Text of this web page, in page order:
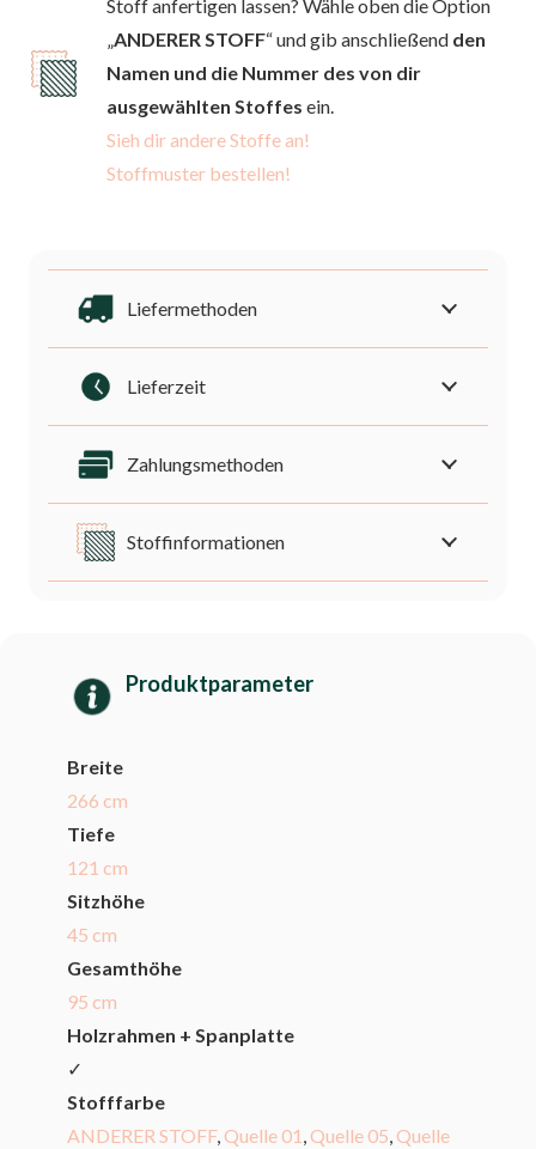
Komfort,
runde
Stoff anfertigen lassen? Wähle oben die Option
„ANDERER STOFF“ und gib anschließend den
Namen und die Nummer des von dir
ausgewählten Stoffes ein.
Sieh dir andere Stoffe an!
Stoffmuster bestellen!
Liefermethoden
Lieferzeit
Zahlungsmethoden
Stoffinformationen
Produktparameter
Breite
266 cm
Tiefe
121 cm
Sitzhöhe
45 cm
Gesamthöhe
95 cm
Holzrahmen + Spanplatte
✓
Stofffarbe
ANDERER STOFF,Quelle 01 ,Quelle 05,Quelle